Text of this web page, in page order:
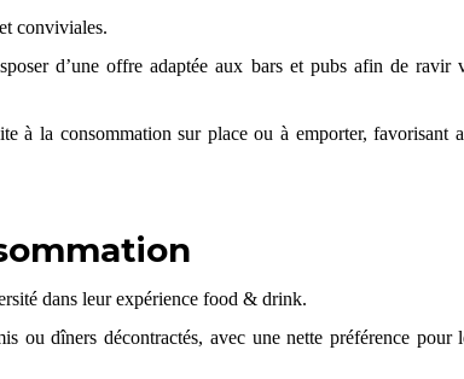
conviviales.
d’une offre adaptée aux bars et pubs afin de ravir
à la consommation sur place ou à emporter, favorisant
dans leur expérience food & drink.
ou dîners décontractés, avec une nette préférence pour